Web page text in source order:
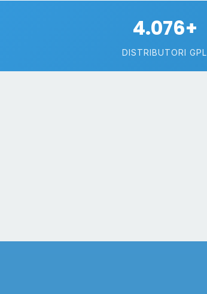
4.076+
DISTRIBUTORI GPL